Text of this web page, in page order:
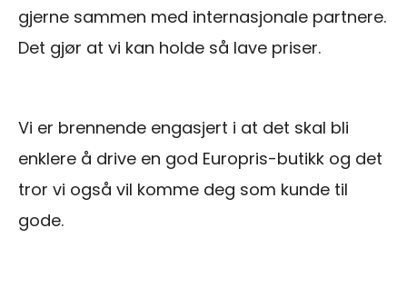
gjerne sammen med internasjonale partnere.
Det gjør at vi kan holde så lave priser.
Vi er brennende engasjert i at det skal bli
enklere å drive en god Europris-butikk og det
tror vi også vil komme deg som kunde til
gode.